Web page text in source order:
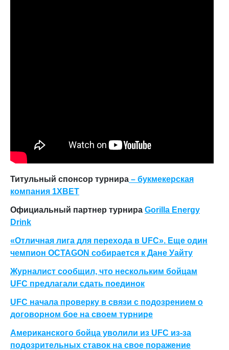
Титульный спонсор турнира – букмекерская
компания 1XBET
Официальный партнер турнира Gorilla Energy
Drink
«Отличная лига для перехода в UFC». Еще один
чемпион OCTAGON cобирается к Дане Уайту
Журналист сообщил, что нескольким бойцам
UFC предлагали сдать поединок
UFC начала проверку в связи с подозрением о
договорном бое на своем турнире
Американского бойца уволили из UFC из-за
подозрительных ставок на свое поражение